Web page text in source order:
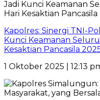
Kapolres: Sinergi TNI-
Kunci Keamanan
Kesaktian Pancasila
1 Oktober 2025 | 12:13